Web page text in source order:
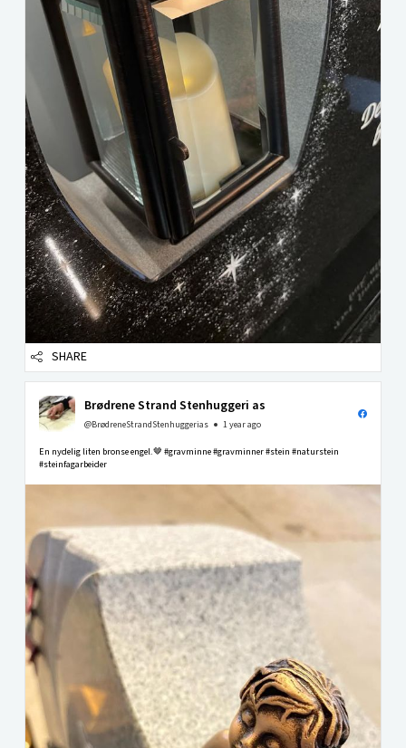
SHARE
Brødrene Strand Stenhuggeri as
@BrødreneStrandStenhuggerias 1 year ago
En nydelig liten bronse engel.🤎 #gravminne #gravminner #stein #naturstein
#steinfagarbeider